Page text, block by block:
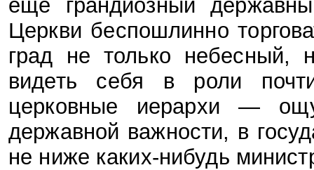
еще грандиозный
Церкви беспошлинно
град не только
видеть себя в роли
церковные иерархи —
державной важности, в
не ниже каких-нибудь